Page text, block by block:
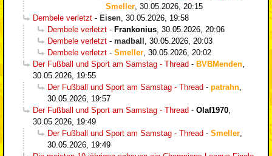
Smeller 30.05.2026, 20:15
Dembele verletzt - Eisen 30.05.2026, 19:58
Dembele verletzt - Frankonius 30.05.2026, 20:06
Dembele verletzt - madball
30.05.2026, 20:03
Dembele verletzt - Smeller 30.05.2026, 20:02
Der Fußball und Sport am Samstag - Thread - BVBMenden
30.05.2026, 19:55
Der Fußball und Sport am Samstag - Thread - patrahn
30.05.2026, 19:57
Der Fußball und Sport am Samstag - Thread - Olaf1970
30.05.2026, 19:49
Der Fußball und Sport am Samstag - Thread - Smeller
30.05.2026, 19:49